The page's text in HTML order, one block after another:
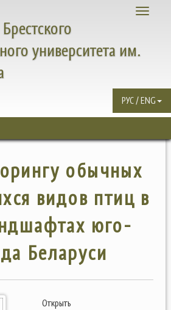
Toggle
университета им.
РУС / ENG
обычных
видов птиц в
юго-
Беларуси
Открыть